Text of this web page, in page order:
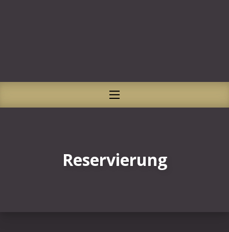
NAVIGATION
Reservierung